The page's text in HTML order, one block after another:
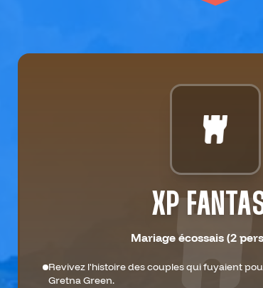
XP
Mariage écossais (2
Revivez l'histoire des couples qui fuyaient
Gretna Green.